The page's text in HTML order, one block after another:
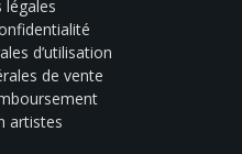
légales
d’utilisation
de vente
artistes